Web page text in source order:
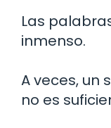
Las
inmenso.
A veces, un
no es